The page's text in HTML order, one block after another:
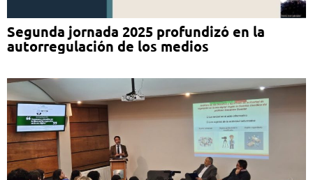
Segunda jornada 2025 profundizó en la
autorregulación de los medios